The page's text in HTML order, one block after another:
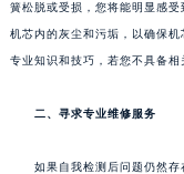
簧松脱或受损，您将能明显感
机芯内的灰尘和污垢，以确保
专业知识和技巧，若您不具备相
二、寻求专业维修服务
如果自我检测后问题仍然存